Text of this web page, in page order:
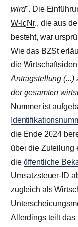
wird". Die
W-IdNr., die aus
besteht, war
Wie das BZSt
die
Antragstellung (...)
der gesamten
Nummer ist
die Ende 2024
über die Zuteilung
dieöffentliche
Umsatzsteuer-ID
zugleich als
Allerdings teilt das